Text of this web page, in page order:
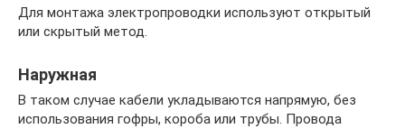
Для монтажа электропроводки используют открытый
или скрытый метод.
Наружная
В таком случае кабели укладываются напрямую, без
использования гофры, короба или трубы. Провода